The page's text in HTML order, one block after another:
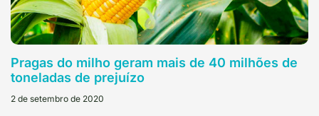
Pragas do milho geram mais de 40 milhões de
toneladas de prejuízo
2 de setembro de 2020